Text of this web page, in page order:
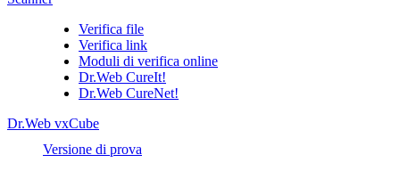
Verifica file
Verifica link
Moduli di verifica online
Dr.Web CureIt!
Dr.Web CureNet!
Dr.Web vxCube
Versione di prova